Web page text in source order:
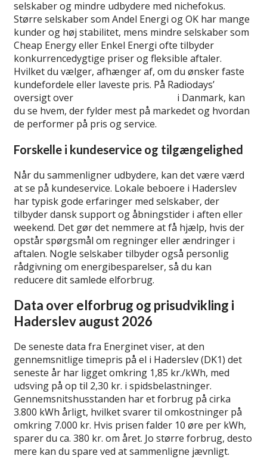
selskaber og mindre udbydere med nichefokus.
Større selskaber som Andel Energi og OK har mange
kunder og høj stabilitet, mens mindre selskaber som
Cheap Energy eller Enkel Energi ofte tilbyder
konkurrencedygtige priser og fleksible aftaler.
Hvilket du vælger, afhænger af, om du ønsker faste
kundefordele eller laveste pris. På Radiodays’
oversigt over
i Danmark, kan
du se hvem, der fylder mest på markedet og hvordan
de performer på pris og service.
Forskelle i kundeservice og tilgængelighed
Når du sammenligner udbydere, kan det være værd
at se på kundeservice. Lokale beboere i Haderslev
har typisk gode erfaringer med selskaber, der
tilbyder dansk support og åbningstider i aften eller
weekend. Det gør det nemmere at få hjælp, hvis der
opstår spørgsmål om regninger eller ændringer i
aftalen. Nogle selskaber tilbyder også personlig
rådgivning om energibesparelser, så du kan
reducere dit samlede elforbrug.
Data over elforbrug og prisudvikling i
Haderslev august 2026
De seneste data fra Energinet viser, at den
gennemsnitlige timepris på el i Haderslev (DK1) det
seneste år har ligget omkring 1,85 kr./kWh, med
udsving på op til 2,30 kr. i spidsbelastninger.
Gennemsnitshusstanden har et forbrug på cirka
3.800 kWh årligt, hvilket svarer til omkostninger på
omkring 7.000 kr. Hvis prisen falder 10 øre per kWh,
sparer du ca. 380 kr. om året. Jo større forbrug, desto
mere kan du spare ved at sammenligne jævnligt.